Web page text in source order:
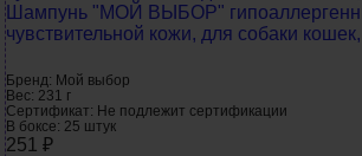
Шампунь "МОЙ ВЫБОР"
чувствительной кожи, для собаки
Бренд: Мой выбор
Вес: 231 г
Сертификат: Не подлежит сертификации
В боксе: 25 штук
251₽